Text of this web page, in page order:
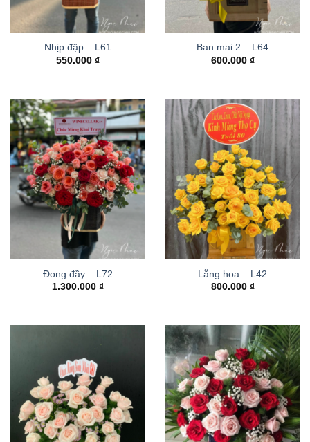
Nhịp đập – L61
550.000 ₫
Ban mai 2 – L64
600.000 ₫
Đong đầy – L72
1.300.000 ₫
Lẵng hoa – L42
800.000 ₫